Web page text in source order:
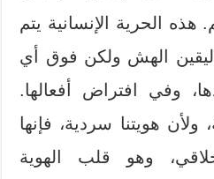
هذه الحرية الإنسانية يتم
اليقين الهش ولكن فوق أي
وفي افتراض أفعالها.
ولأن هويتنا سردية، فإنها
وهو قلب الهوية